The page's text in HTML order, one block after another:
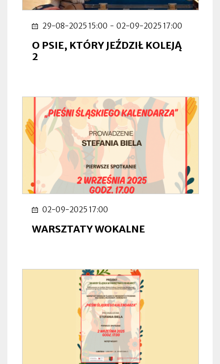
29-08-2025 15:00 - 02-09-2025 17:00
O PSIE, KTÓRY JEŹDZIŁ KOLEJĄ
2
02-09-2025 17:00
WARSZTATY WOKALNE